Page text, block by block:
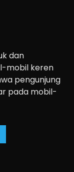
dan
mobil keren
pengunjung
pada mobil-